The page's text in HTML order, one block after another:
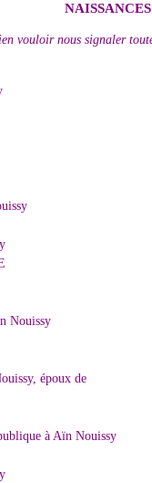
vouloir nous signaler
Nouissy
époux de
à Aïn Nouissy